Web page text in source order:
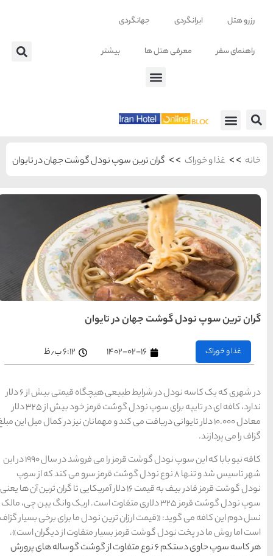
گوشت جهان در تایوان
۶:۱۲ ب٫ظ
در شهری که یک کاسه نودل در شرایط طبیعی هیچگاه قیمتی بیش از 6 دلار
ندارد، کافه ای در تایپه برای سوپ نودل گوشت قرمز خود بیش از 325 دلار
و مهمانان نیز در کمال میل این مبلغ
کافه نیو بابا که این سوپ نودل گوشت قرمز را می فروشد در سال 1990 در این
گوشت قرمز سرو می کند که از سوپ
فادر بیف به قیمت 16 دلار آمریکایی تا گران ترین آن ها یعنی
دلاری متفاوت است. اریک وانگ یین چی، مالک
ما برای برخی بسیار گزاف
متفاوت از دیگران است».
6 نوع متفاوت از گوشت گوساله های پرورش
شهرهای منتخب ایران
تهران
راهنمای
سفر به
تهران
رزرو
هتل
های
تهران
کیش
هتل
راهنمای
رزرو
هتل
شیراز
قشم
راهنمای
سفر به
قشم
رزرو
مشهد
راهنمای
سفر به
مشهد
هتل
های
اصفهان
راهنمای
سفر به
اصفهان
رزرو هتل
های
اصفهان
تبریز
راهنمای
سفر به
تبریز
هتل
های یزد
راهنمای
سفر به
یزد
رزرو